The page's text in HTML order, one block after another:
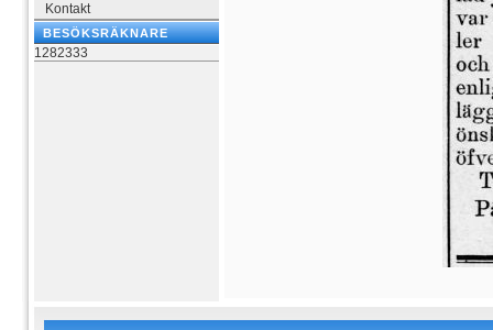
Kontakt
BESÖKSRÄKNARE
1282333